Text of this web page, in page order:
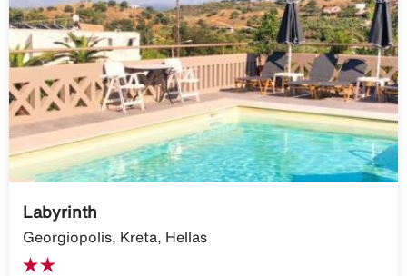
Labyrinth
Georgiopolis, Kreta, Hellas